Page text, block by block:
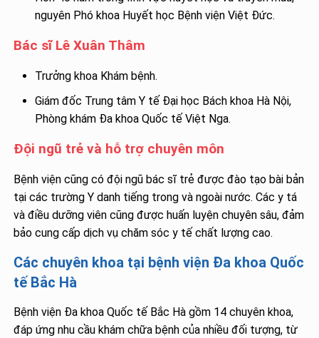
nguyên Phó khoa Huyết học Bệnh viện Việt Đức.
Bác sĩ Lê Xuân Thâm
Trưởng khoa Khám bệnh.
Giám đốc Trung tâm Y tế Đại học Bách khoa Hà Nội,
Phòng khám Đa khoa Quốc tế Việt Nga.
Đội ngũ trẻ và hỗ trợ chuyên môn
Bệnh viện cũng có đội ngũ bác sĩ trẻ được đào tạo bài bản
tại các trường Y danh tiếng trong và ngoài nước. Các y tá
và điều dưỡng viên cũng được huấn luyện chuyên sâu, đảm
bảo cung cấp dịch vụ chăm sóc y tế chất lượng cao.
Các chuyên khoa tại bệnh viện Đa khoa Quốc
tế Bắc Hà
Bệnh viện Đa khoa Quốc tế Bắc Hà gồm 14 chuyên khoa,
đáp ứng nhu cầu khám chữa bệnh của nhiều đối tượng, từ